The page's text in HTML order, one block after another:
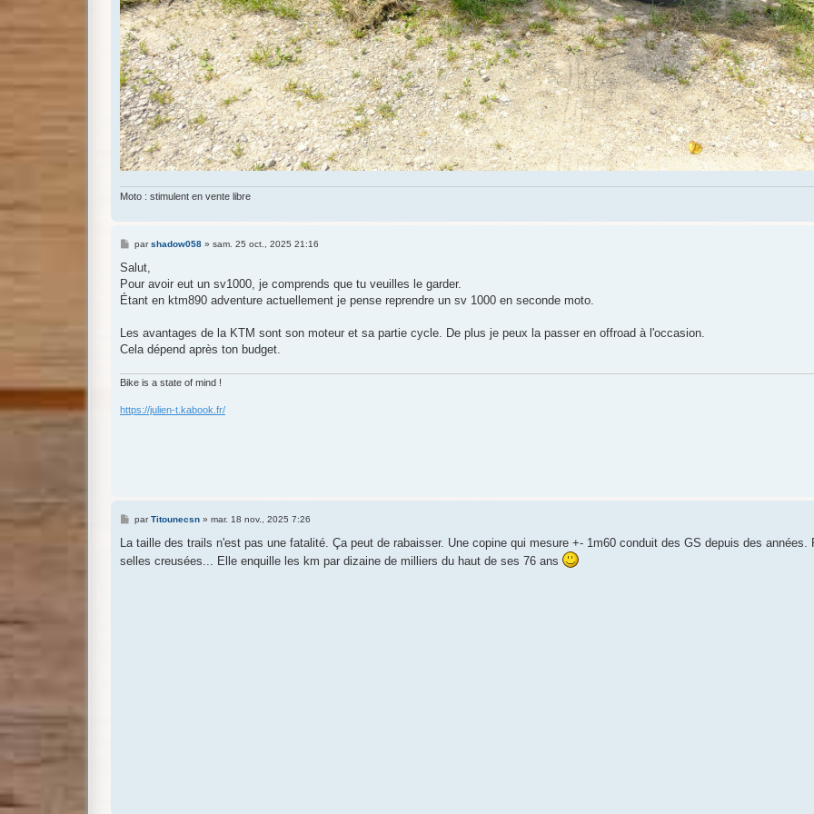
Moto : stimulent en vente libre
M
s
a
g
parshadow058» sam. 25 oct., 2025 21:16
Salut,
Pour avoir eut un sv1000, je comprends que tu veuilles le garder.
Étant en ktm890 adventure actuellement je pense reprendre un sv 1000 en seconde moto.
Les avantages de la KTM sont son moteur et sa partie cycle. De plus je peux la passer en offroad à l'occasion.
Cela dépend après ton budget.
Bike is a state of mind !
https://julien-t.kabook.fr/
M
s
a
parTitounecsn» mar. 18 nov., 2025 7:26
La taille des trails n'est pas une fatalité. Ça peut de rabaisser. Une copine qui mesure +- 1m60 conduit des GS depuis des années.
selles creusées... Elle enquille les km par dizaine de milliers du haut de ses 76 ans